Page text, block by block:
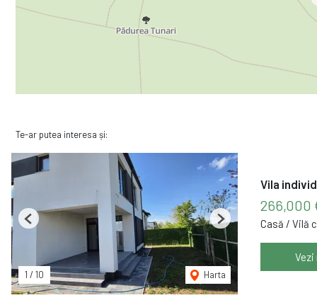
Te-ar putea interesa și:
1 / 10 Harta
Previous Next
Vila
266,000
Casă / Vilă